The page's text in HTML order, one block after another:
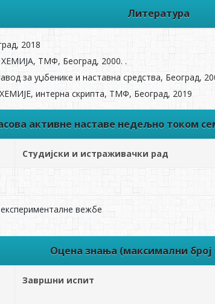
Литература
2018
TMФ, Београд, 2000. .
за уџбенике и наставна средства, Београд,
интерна скрипта, TMФ, Београд, 2019
активне наставе недељно током
Студијски и истраживачки рад
вежбе
Оцена знања (максимални број
Завршни испит